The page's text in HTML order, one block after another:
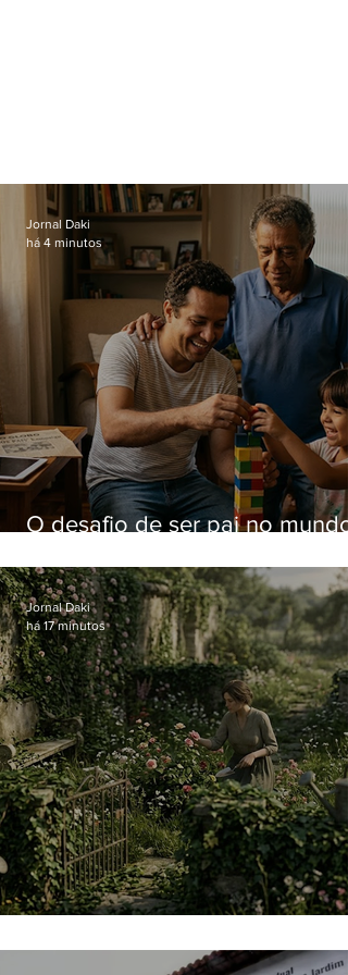
O desafio de ser pai no mundo
Jornal Daki
há 4 minutos
Jornal Daki
há 17 minutos